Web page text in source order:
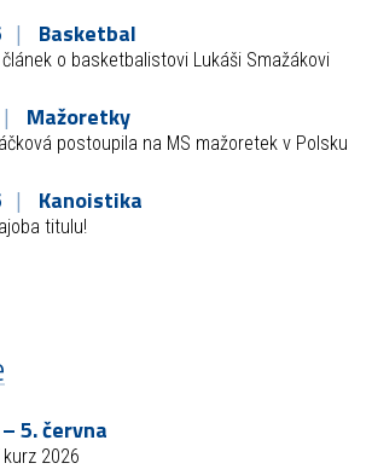
Basketbal
článek o basketbalistovi Lukáši Smažákovi
Mažoretky
postoupila na MS mažoretek v Polsku
Kanoistika
titulu!
5. června
2026